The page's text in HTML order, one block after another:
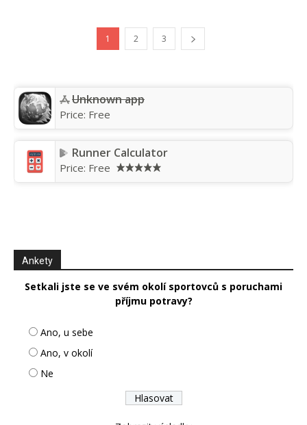
1 2 3
Unknown app
Price: Free
Runner Calculator
Price: Free
Ankety
Setkali jste se ve svém okolí sportovců s poruchami
příjmu potravy?
Ano, u sebe
Ano, v okolí
Ne